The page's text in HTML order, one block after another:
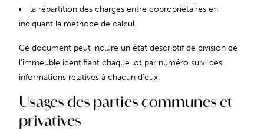
la répartition des charges entre copropriétaires en
indiquant la méthode de calcul.
Ce document peut inclure un état descriptif de division de
l’immeuble identifiant chaque lot par numéro suivi des
informations relatives à chacun d’eux.
Usages des parties communes et
privatives